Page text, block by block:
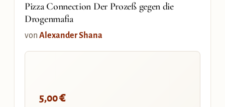
Pizza Connection Der Prozeß gegen die
Drogenmafia
von Alexander Shana
5,00€